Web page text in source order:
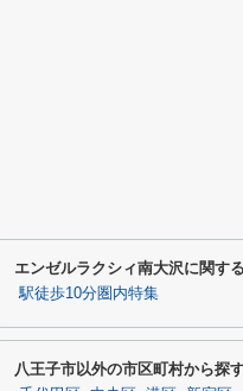
エンゼルラクシィ南大沢に関す
駅徒歩10分圏内特集
八王子市以外の市区町村から探